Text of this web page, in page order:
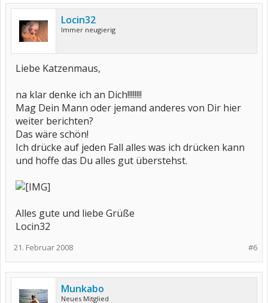
Locin32
Immer neugierig
Liebe Katzenmaus,
na klar denke ich an Dich!!!!!!!!
Mag Dein Mann oder jemand anderes von Dir hier
weiter berichten?
Das wäre schön!
Ich drücke auf jeden Fall alles was ich drücken kann
und hoffe das Du alles gut überstehst.
Alles gute und liebe Grüße
Locin32
#6
21. Februar 2008
Munkabo
Neues Mitglied